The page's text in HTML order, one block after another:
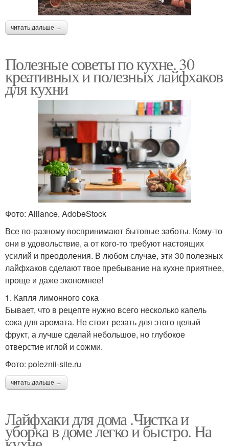
читать дальше →
Полезные советы по кухне. 30
креативных и полезных лайфхаков
для кухни
Фото: Alliance, AdobeStock
Все по-разному воспринимают бытовые заботы. Кому-то
они в удовольствие, а от кого-то требуют настоящих
усилий и преодоления. В любом случае, эти 30 полезных
лайфхаков сделают твое пребывание на кухне приятнее,
проще и даже экономнее!
1. Капля лимонного сока
Бывает, что в рецепте нужно всего несколько капель
сока для аромата. Не стоит резать для этого целый
фрукт, а лучше сделай небольшое, но глубокое
отверстие иглой и сожми.
Фото: poleznii-site.ru
читать дальше →
Лайфхаки для дома .Чистка и
уборка в доме легко и быстро. На